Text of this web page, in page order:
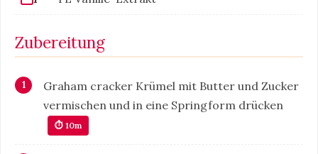
Zubereitung
Graham cracker Krümel mit Butter und Zucker
vermischen und in eine Springform drücken
⏱ 10m